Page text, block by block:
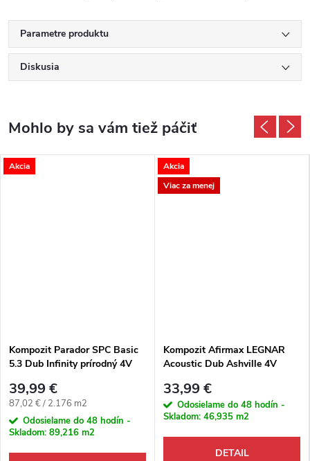
Parametre produktu
Diskusia
Akcia
Kompozit Parador SPC Basic
5.3 Dub Infinity prírodný 4V
39,99 €
Jednotková cena:
87,02 € / 2.176 m2
Odosielame do 48 hodín -
Skladom: 89,216 m2
Akcia
Viac za menej
Kompozit Afirmax LEGNAR
Acoustic Dub Ashville 4V
33,99 €
Odosielame do 48 hodín -
Skladom: 46,935 m2
DETAIL